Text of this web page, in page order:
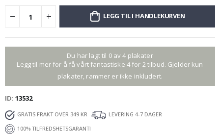
LEGG TIL I HANDLEKURVEN
Du har lagt til 0 av 4 plakater
Legg til mer for å få vårt fantastiske 4 for 2 tilbud. Gjelder kun
plakater, rammer er ikke inkludert.
ID 13532
GRATIS FRAKT OVER 349 KR
LEVERING 4-7 DAGER
100% TILFREDSHETSGARANTI